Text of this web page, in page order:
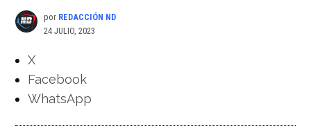
por REDACCIÓN ND
24 JULIO, 2023
X
Facebook
WhatsApp